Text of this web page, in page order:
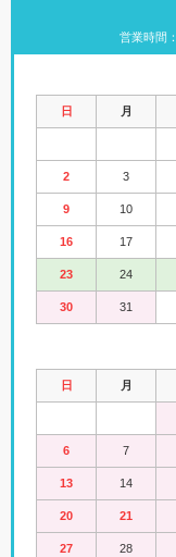
営業時間
日 月
2 3
9 10
16 17
23 24
30 31
日 月
6 7
13 14
20 21
27 28